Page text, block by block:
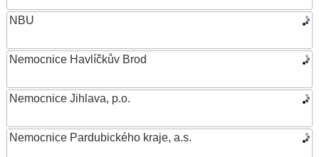
NBU
Nemocnice Havlíčkův Brod
Nemocnice Jihlava, p.o.
Nemocnice Pardubického kraje, a.s.